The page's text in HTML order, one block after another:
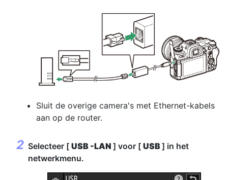
Sluit de overige camera's met Ethernet-kabels
aan op de router.
Selecteer [ USB -LAN ] voor [ USB] in het
netwerkmenu.